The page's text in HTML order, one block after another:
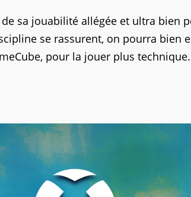
sa jouabilité allégée et ultra bien
se rassurent, on pourra bien
pour la jouer plus technique.